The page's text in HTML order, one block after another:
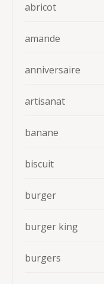
abricot
amande
anniversaire
artisanat
banane
biscuit
burger
burger king
burgers